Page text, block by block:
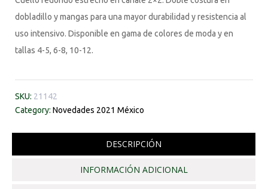
dobladillo y mangas para una mayor durabilidad y resistencia al
uso intensivo. Disponible en gama de colores de moda y en
tallas 4-5, 6-8, 10-12.
SKU: 21142
Category: Novedades 2021 México
DESCRIPCIÓN
INFORMACIÓN ADICIONAL